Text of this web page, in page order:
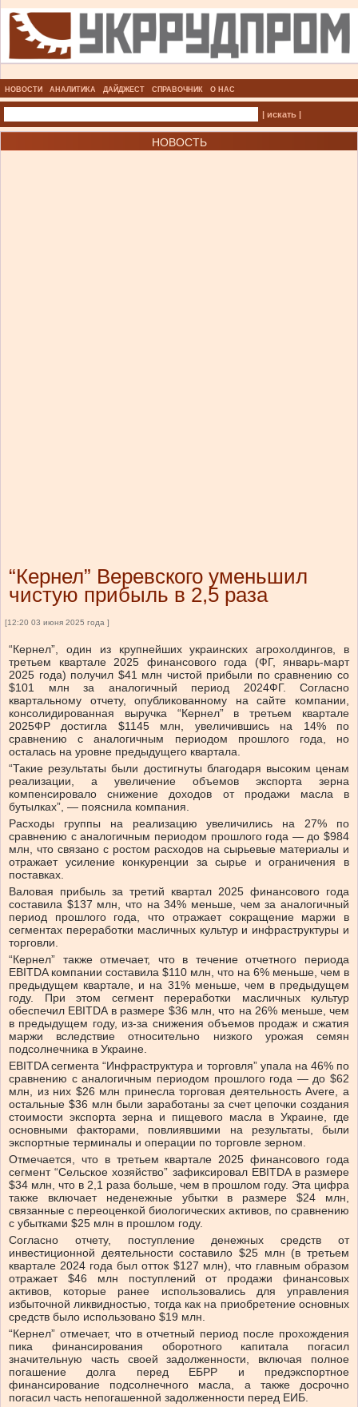
НОВОСТИ АНАЛИТИКА ДАЙДЖЕСТ СПРАВОЧНИК О НАС
| искать |
НОВОСТЬ
“Кернел” Веревского уменьшил
чистую прибыль в 2,5 раза
[12:20 03 июня 2025 года ]
“Кернел”, один из крупнейших украинских агрохолдингов, в
третьем квартале 2025 финансового года (ФГ, январь-март
2025 года) получил $41 млн чистой прибыли по сравнению со
$101 млн за аналогичный период 2024ФГ. Согласно
квартальному отчету, опубликованному на сайте компании,
консолидированная выручка “Кернел” в третьем квартале
2025ФР достигла $1145 млн, увеличившись на 14% по
сравнению с аналогичным периодом прошлого года, но
осталась на уровне предыдущего квартала.
“Такие результаты были достигнуты благодаря высоким ценам
реализации, а увеличение объемов экспорта зерна
компенсировало снижение доходов от продажи масла в
бутылках”, — пояснила компания.
Расходы группы на реализацию увеличились на 27% по
сравнению с аналогичным периодом прошлого года — до $984
млн, что связано с ростом расходов на сырьевые материалы и
отражает усиление конкуренции за сырье и ограничения в
поставках.
Валовая прибыль за третий квартал 2025 финансового года
составила $137 млн, что на 34% меньше, чем за аналогичный
период прошлого года, что отражает сокращение маржи в
сегментах переработки масличных культур и инфраструктуры и
торговли.
“Кернел” также отмечает, что в течение отчетного периода
EBITDA компании составила $110 млн, что на 6% меньше, чем в
предыдущем квартале, и на 31% меньше, чем в предыдущем
году. При этом сегмент переработки масличных культур
обеспечил EBITDA в размере $36 млн, что на 26% меньше, чем
в предыдущем году, из-за снижения объемов продаж и сжатия
маржи вследствие относительно низкого урожая семян
подсолнечника в Украине.
EBITDA сегмента “Инфраструктура и торговля” упала на 46% по
сравнению с аналогичным периодом прошлого года — до $62
млн, из них $26 млн принесла торговая деятельность Avere, а
остальные $36 млн были заработаны за счет цепочки создания
стоимости экспорта зерна и пищевого масла в Украине, где
основными факторами, повлиявшими на результаты, были
экспортные терминалы и операции по торговле зерном.
Отмечается, что в третьем квартале 2025 финансового года
сегмент “Сельское хозяйство” зафиксировал EBITDA в размере
$34 млн, что в 2,1 раза больше, чем в прошлом году. Эта цифра
также включает неденежные убытки в размере $24 млн,
связанные с переоценкой биологических активов, по сравнению
с убытками $25 млн в прошлом году.
Согласно отчету, поступление денежных средств от
инвестиционной деятельности составило $25 млн (в третьем
квартале 2024 года был отток $127 млн), что главным образом
отражает $46 млн поступлений от продажи финансовых
активов, которые ранее использовались для управления
избыточной ликвидностью, тогда как на приобретение основных
средств было использовано $19 млн.
“Кернел” отмечает, что в отчетный период после прохождения
пика финансирования оборотного капитала погасил
значительную часть своей задолженности, включая полное
погашение долга перед ЕБРР и предэкспортное
финансирование подсолнечного масла, а также досрочно
погасил часть непогашенной задолженности перед ЕИБ.